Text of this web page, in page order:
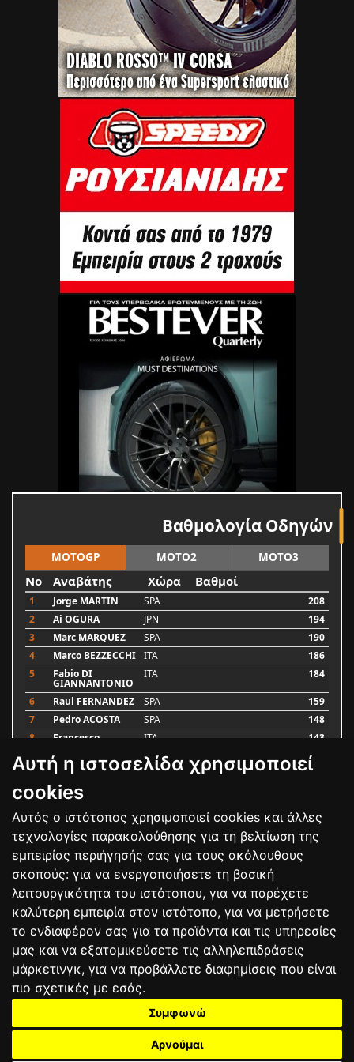
Αυτή η ιστοσελίδα χρησιμοποιεί
cookies
Αυτός ο ιστότοπος χρησιμοποιεί cookies και άλλες
τεχνολογίες παρακολούθησης για τη βελτίωση της
εμπειρίας περιήγησής σας για τους ακόλουθους
σκοπούς: για να ενεργοποιήσετε τη βασική
λειτουργικότητα του ιστότοπου, για να παρέχετε
καλύτερη εμπειρία στον ιστότοπο, για να μετρήσετε
το ενδιαφέρον σας για τα προϊόντα και τις υπηρεσίες
μας και να εξατομικεύσετε τις αλληλεπιδράσεις
μάρκετινγκ, για να προβάλλετε διαφημίσεις που είναι
πιο σχετικές με εσάς.
Συμφωνώ
Αρνούμαι
Βαθμολογία Οδηγών
MOTOGP MOTO2 MOTO3
No Αναβάτης Χώρα Βαθμοί
1 Jorge MARTIN SPA
208
2
Ai OGURA JPN
194
3
Marc MARQUEZ SPA
190
4
Marco BEZZECCHI ITA
186
5
Fabio DI
GIANNANTONIO
ITA 184
6 Raul FERNANDEZ SPA
159
7
Pedro ACOSTA SPA
148
8
Francesco ITA 143
9 Alex MARQUEZ SPA
Luca MARINI
Bαθμολογία
ΟΡΟΙ ΧΡΗΣΗΣΠΟΛΙΤΙΚΗ ΠΡΟΣΤΑΣΙΑΣ
ΑΓΩΝΕΣΑΠΟΤΕΛΕΣΜΑΤΑΑΓΟΡΑ